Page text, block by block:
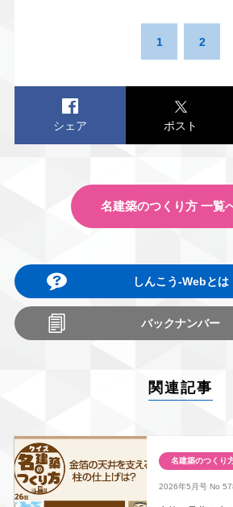
1 2
シェア ポスト
名建築のつくり方 一覧
しんこう-Webとは
バックナンバー
関連記事
名建築のつくり
2026年5月号No